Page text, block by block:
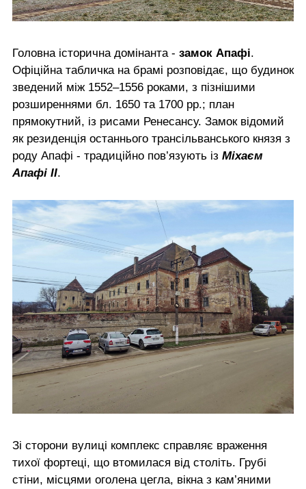
Головна історична домінанта - замок Апафі.
Офіційна табличка на брамі розповідає, що будинок
зведений між 1552–1556 роками, з пізнішими
розширеннями бл. 1650 та 1700 рр.; план
прямокутний, із рисами Ренесансу. Замок відомий
як резиденція останнього трансільванського князя з
роду Апафі - традиційно пов’язують із Міхаєм
Апафі ІІ.
Зі сторони вулиці комплекс справляє враження
тихої фортеці, що втомилася від століть. Грубі
стіни, місцями оголена цегла, вікна з кам’яними